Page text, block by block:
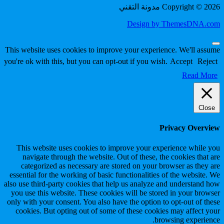
Copyright © 2026 مدونة التقني
Design by ThemesDNA.com
Scroll
to
Top
This website uses cookies to improve your experience. We'll assume
you're ok with this, but you can opt-out if you wish. Accept Reject
Read More
Close
Privacy Overview
This website uses cookies to improve your experience while you
navigate through the website. Out of these, the cookies that are
categorized as necessary are stored on your browser as they are
essential for the working of basic functionalities of the website. We
also use third-party cookies that help us analyze and understand how
you use this website. These cookies will be stored in your browser
only with your consent. You also have the option to opt-out of these
cookies. But opting out of some of these cookies may affect your
browsing experience.